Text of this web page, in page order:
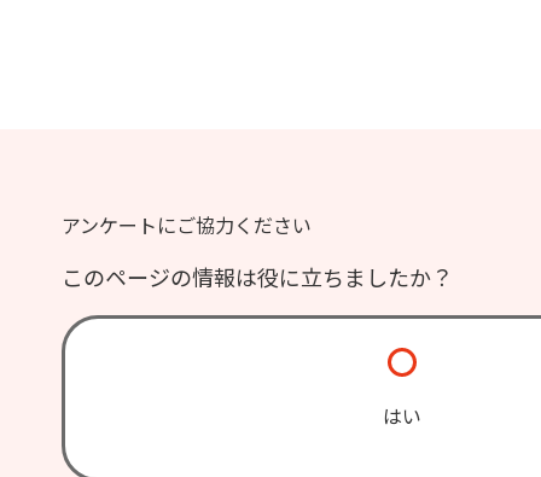
アンケートにご協力ください
このページの情報は役に立ちましたか？
はい